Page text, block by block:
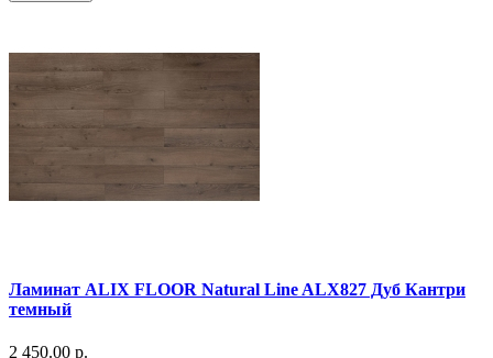
Ламинат ALIX FLOOR Natural Line ALX827 Дуб Кантри
темный
2 450.00 р.